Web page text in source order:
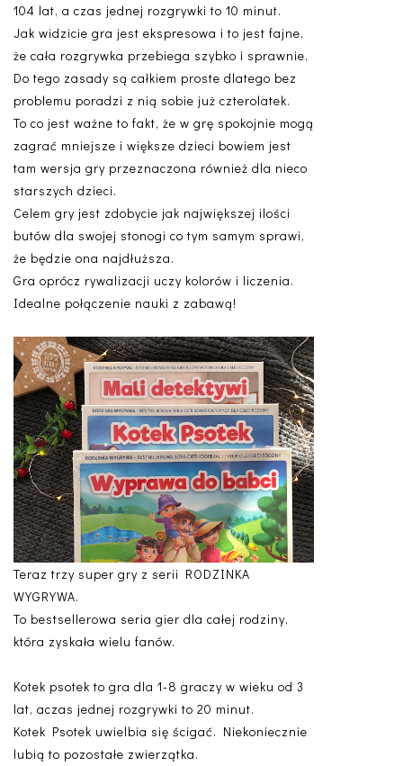
104 lat, a czas jednej rozgrywki to 10 minut.
Jak widzicie gra jest ekspresowa i to jest fajne,
że cała rozgrywka przebiega szybko i sprawnie.
Do tego zasady są całkiem proste dlatego bez
problemu poradzi z nią sobie już czterolatek.
To co jest ważne to fakt, że w grę spokojnie mogą
zagrać mniejsze i większe dzieci bowiem jest
tam wersja gry przeznaczona również dla nieco
starszych dzieci.
Celem gry jest zdobycie jak największej ilości
butów dla swojej stonogi co tym samym sprawi,
że będzie ona najdłuższa.
Gra oprócz rywalizacji uczy kolorów i liczenia.
Idealne połączenie nauki z zabawą!
Teraz trzy super gry z serii RODZINKA
WYGRYWA.
To bestsellerowa seria gier dla całej rodziny,
która zyskała wielu fanów.
Kotek psotek to gra dla 1-8 graczy w wieku od 3
lat, aczas jednej rozgrywki to 20 minut.
Kotek Psotek uwielbia się ścigać. Niekoniecznie
lubią to pozostałe zwierzątka.